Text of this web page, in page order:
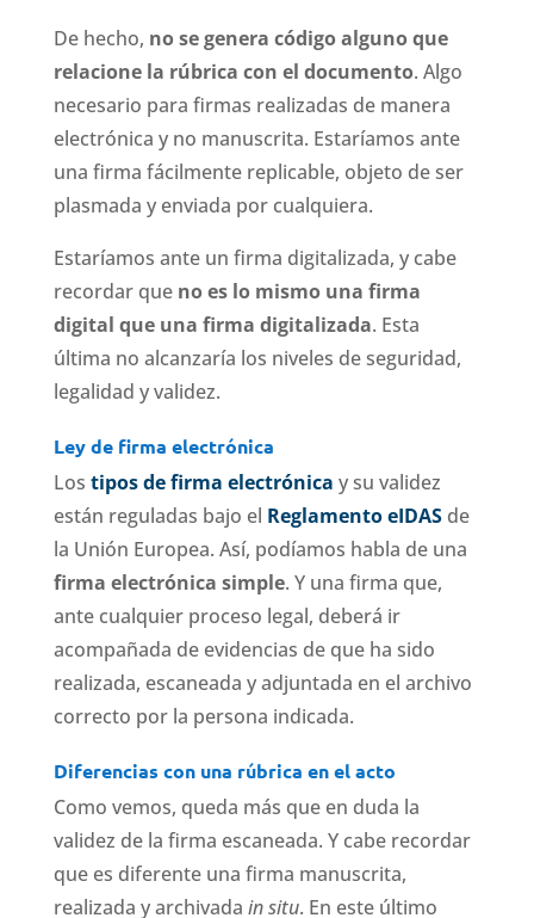
De hecho, no se genera código alguno que
relacione la rúbrica con el documento. Algo
necesario para firmas realizadas de manera
electrónica y no manuscrita. Estaríamos ante
una firma fácilmente replicable, objeto de ser
plasmada y enviada por cualquiera.
Estaríamos ante un firma digitalizada, y cabe
recordar que no es lo mismo una firma
digital que una firma digitalizada. Esta
última no alcanzaría los niveles de seguridad,
legalidad y validez.
Ley de firma electrónica
Los tipos de firma electrónica y su validez
están reguladas bajo el Reglamento eIDASde
la Unión Europea. Así, podíamos habla de una
firma electrónica simple. Y una firma que,
ante cualquier proceso legal, deberá ir
acompañada de evidencias de que ha sido
realizada, escaneada y adjuntada en el archivo
correcto por la persona indicada.
Diferencias con una rúbrica en el acto
Como vemos, queda más que en duda la
validez de la firma escaneada. Y cabe recordar
que es diferente una firma manuscrita,
realizada y archivada in situ. En este último